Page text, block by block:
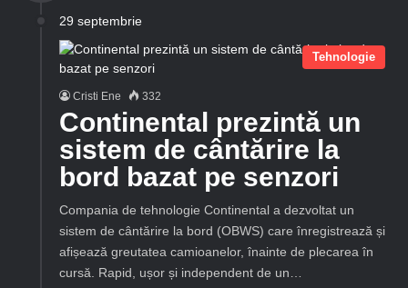
29 septembrie
Tehnologie
Cristi Ene 332
Continental prezintă un
sistem de cântărire la
bord bazat pe senzori
Compania de tehnologie Continental a dezvoltat un
sistem de cântărire la bord (OBWS) care înregistrează și
afișează greutatea camioanelor, înainte de plecarea în
cursă. Rapid, ușor și independent de un…